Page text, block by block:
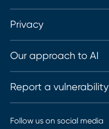
Privacy
Our approach to AI
Report a vulnerability
Follow us on social media